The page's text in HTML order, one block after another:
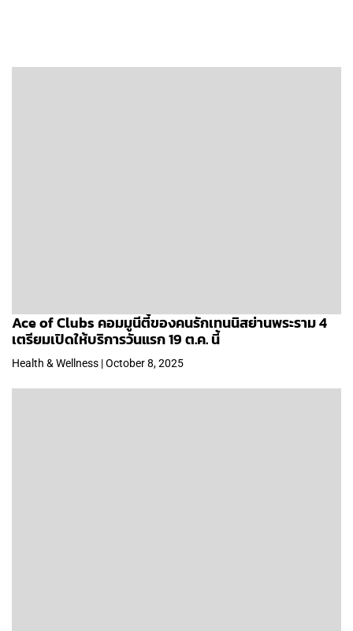
Ace of Clubs คอมมูนีตี้ของคนรักเทนนิสย่านพระราม 4
เตรียมเปิดให้บริการวันแรก 19 ต.ค. นี้
Health & Wellness | October 8, 2025